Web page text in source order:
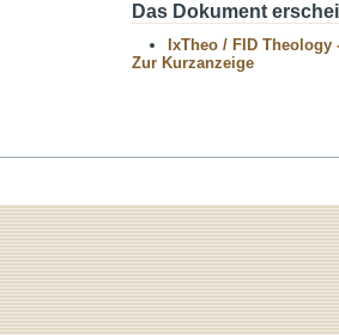
Das Dokument
IxTheo / FID Theology
Zur Kurzanzeige